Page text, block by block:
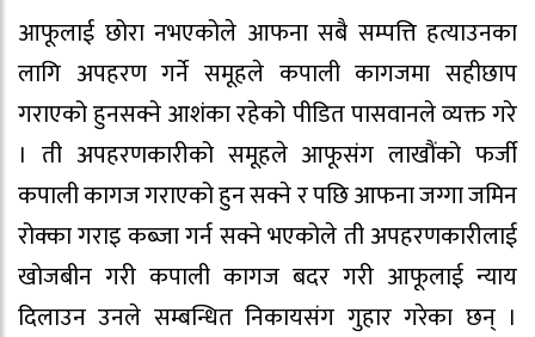
आफूलाई छोरा नभएकोले आफना सबै सम्पत्ति हत्याउनका
लागि अपहरण गर्ने समूहले कपाली कागजमा सहीछाप
गराएको हुनसक्ने आशंका रहेको पीडित पासवानले व्यक्त गरे
। ती अपहरणकारीको समूहले आफूसंग लाखौंको फर्जी
कपाली कागज गराएको हुन सक्ने र पछि आफना जग्गा जमिन
रोक्का गराइ कब्जा गर्न सक्ने भएकोले ती अपहरणकारीलाई
खोजबीन गरी कपाली कागज बदर गरी आफूलाई न्याय
दिलाउन उनले सम्बन्धित निकायसंग गुहार गरेका छन् ।